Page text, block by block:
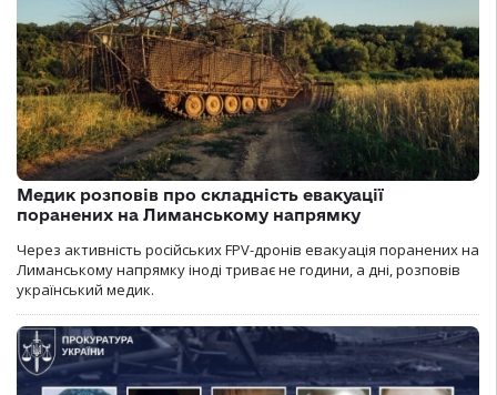
Медик розповів про складність евакуації
поранених на Лиманському напрямку
Через активність російських FPV-дронів евакуація поранених на
Лиманському напрямку іноді триває не години, а дні, розповів
український медик.